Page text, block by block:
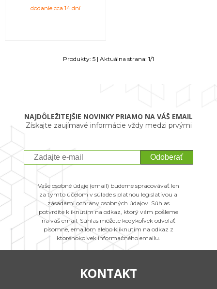
dodanie cca 14 dní
Produkty: 5 | Aktuálna strana: 1/1
NAJDÔLEŽITEJŠIE NOVINKY PRIAMO NA VÁŠ EMAIL
Získajte zaujímavé informácie vždy medzi prvými
Odoberať
Vaše osobné údaje (email) budeme spracovávať len
za týmto účelom v súlade s platnou legislatívou a
zásadami ochrany osobných údajov. Súhlas
potvrdíte kliknutím na odkaz, ktorý vám pošleme
na váš email. Súhlas môžete kedykoľvek odvolať
písomne, emailom alebo kliknutím na odkaz z
ktoréhokoľvek informačného emailu.
KONTAKT